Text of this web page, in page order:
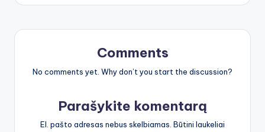
Comments
No comments yet. Why don’t you start the discussion?
Parašykite komentarą
El. pašto adresas nebus skelbiamas. Būtini laukeliai